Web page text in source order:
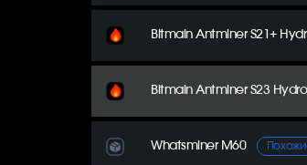
Bitmain Antminer S21+
Bitmain Antminer S23
Whatsminer M60